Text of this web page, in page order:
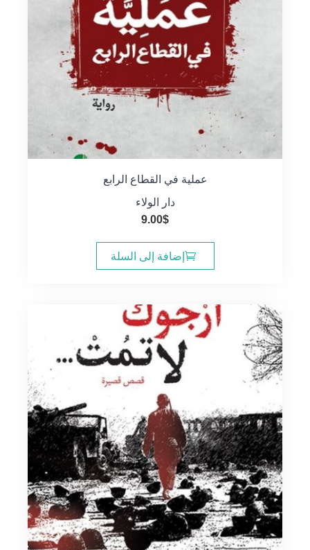
عملية في القطاع الرابع
دار الولاء
9.00$
إضافة إلى السلة